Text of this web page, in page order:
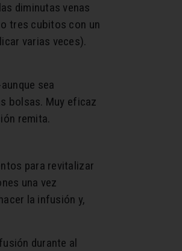
diminutas venas
tres cubitos con un
varias veces).
sea
bolsas. Muy eficaz
remita.
para revitalizar
una vez
la infusión y,
durante al